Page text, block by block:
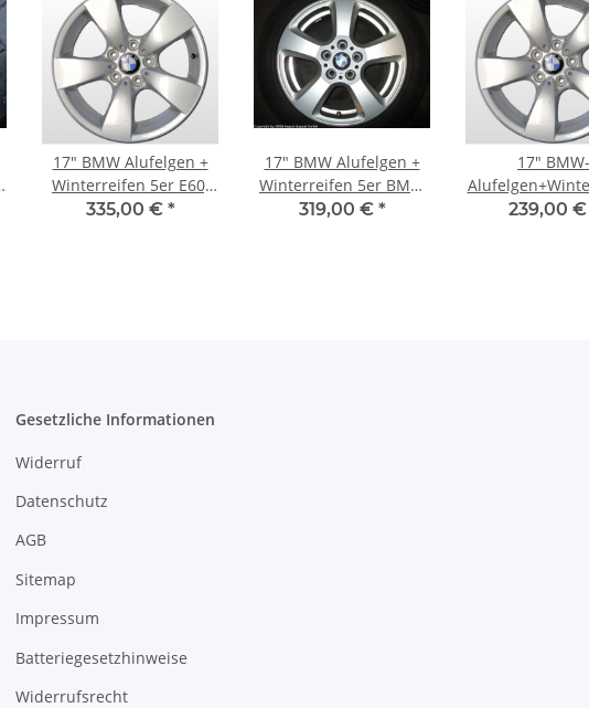
17" BMW Alufelgen +
Winterreifen 5er E60,
E61
335,00 € *
17" BMW Alufelgen +
Winterreifen 5er BMW
E60, E61 Xdrive Allrad
319,00 € *
17" BMW-
5er E60,
239,00 €
Gesetzliche Informationen
Widerruf
Datenschutz
AGB
Sitemap
Impressum
Batteriegesetzhinweise
Widerrufsrecht